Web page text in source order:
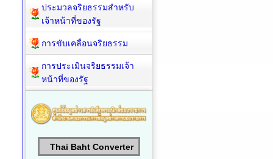
ประมวลจริยธรรมสำหรับ
เจ้าหน้าที่ของรัฐ
การขับเคลื่อนจริยธรรม
การประเมินจริยธรรมเจ้า
หน้าที่ของรัฐ
Thai Baht Converter